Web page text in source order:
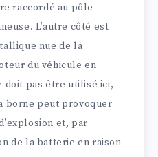
raccordé au pôle
L’autre côté est
nue de la
du véhicule en
doit pas être utilisé ici,
borne peut provoquer
et, par
de la batterie en raison